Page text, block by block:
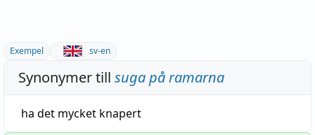
Exempel sv-en
Synonymer till suga på ramarna
ha det mycket knapert